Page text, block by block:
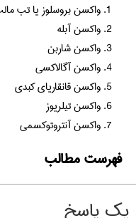
واکسن بروسلوز یا تب
واکسن آبله
واکسن شاربن
واکسن آگالاکسی
واکسن قانقاریای کبدی
واکسن تیلریوز
واکسن آنتروتوکسمی
فهرست مطالب
یک پاسخ